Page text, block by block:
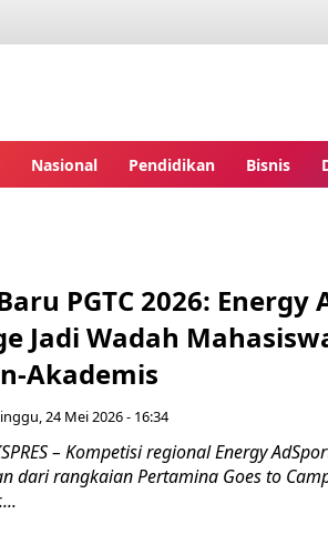
Nasional Pendidikan Bisnis
PGTC 2026: Energy
Jadi Wadah
Akademis
24 Mei 2026 - 16:34
– Kompetisi regional Energy
dari rangkaian Pertamina Goes to